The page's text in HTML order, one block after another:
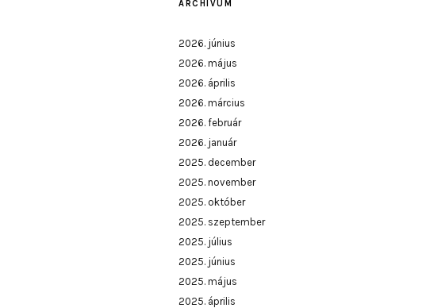
ARCHÍVUM
2026. június
2026. május
2026. április
2026. március
2026. február
2026. január
2025. december
2025. november
2025. október
2025. szeptember
2025. július
2025. június
2025. május
2025. április